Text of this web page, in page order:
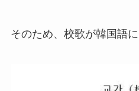
そのため、校歌が韓国語